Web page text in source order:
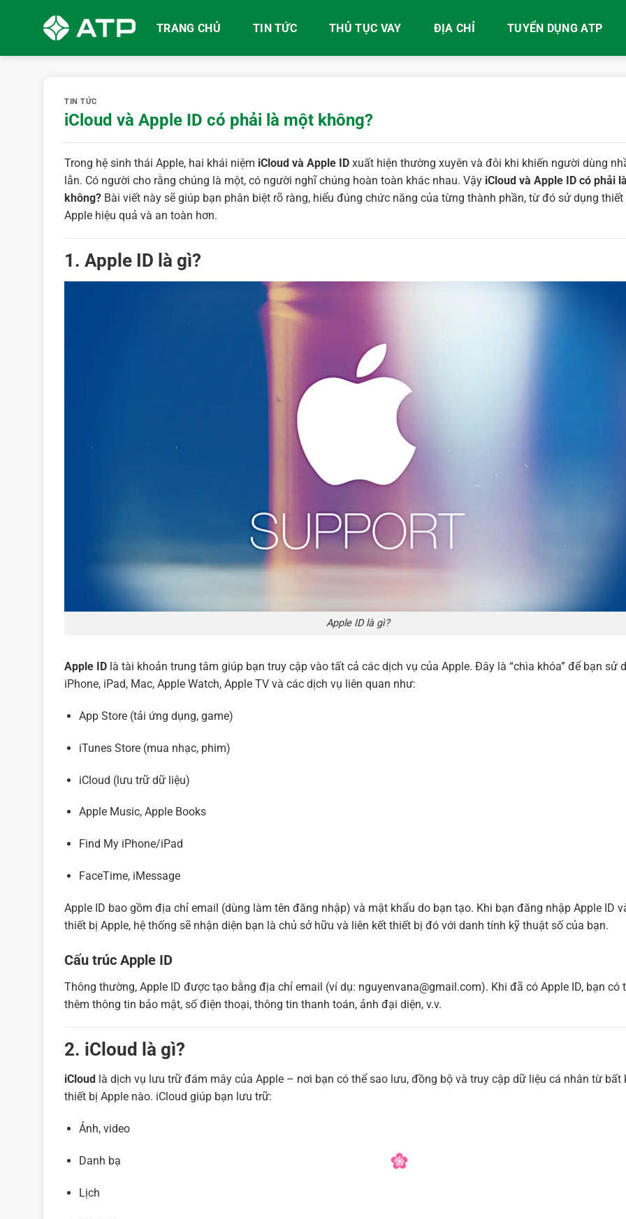
dung
TRANG CHỦ TIN TỨC THỦ TỤC VAY ĐỊA CHỈ TUYỂN DỤNG ATP
TIN TỨC
iCloud và Apple ID có phải là một không?
Trong hệ sinh thái Apple, hai khái niệm iCloud và Apple ID xuất hiện thường xuyên và đôi khi khiến người dùng
lẫn. Có người cho rằng chúng là một, có người nghĩ chúng hoàn toàn khác nhau. Vậy iCloud và Apple ID có phải
không? Bài viết này sẽ giúp bạn phân biệt rõ ràng, hiểu đúng chức năng của từng thành phần, từ đó sử dụng thiết
Apple hiệu quả và an toàn hơn.
1. Apple ID là gì?
Apple ID là gì?
Apple ID là tài khoản trung tâm giúp bạn truy cập vào tất cả các dịch vụ của Apple. Đây là “chìa khóa” để bạn sử
iPhone, iPad, Mac, Apple Watch, Apple TV và các dịch vụ liên quan như:
App Store (tải ứng dụng, game)
iTunes Store (mua nhạc, phim)
iCloud (lưu trữ dữ liệu)
Apple Music, Apple Books
Find My iPhone/iPad
FaceTime, iMessage
Apple ID bao gồm địa chỉ email (dùng làm tên đăng nhập) và mật khẩu do bạn tạo. Khi bạn đăng nhập Apple ID
thiết bị Apple, hệ thống sẽ nhận diện bạn là chủ sở hữu và liên kết thiết bị đó với danh tính kỹ thuật số của bạn.
Cấu trúc Apple ID
Thông thường, Apple ID được tạo bằng địa chỉ email (ví dụ: nguyenvana@gmail.com). Khi đã có Apple ID, bạn có
thêm thông tin bảo mật, số điện thoại, thông tin thanh toán, ảnh đại diện, v.v.
2. iCloud là gì?
iCloud là dịch vụ lưu trữ đám mây của Apple – nơi bạn có thể sao lưu, đồng bộ và truy cập dữ liệu cá nhân từ bất
thiết bị Apple nào. iCloud giúp bạn lưu trữ:
Ảnh, video
Danh bạ
Lịch